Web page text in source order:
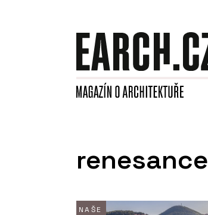
renesance
NAŠE